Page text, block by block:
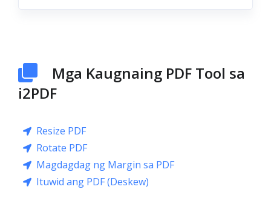
Mga Kaugnaing PDF Tool sa
i2PDF
Resize PDF
Rotate PDF
Magdagdag ng Margin sa PDF
Ituwid ang PDF (Deskew)